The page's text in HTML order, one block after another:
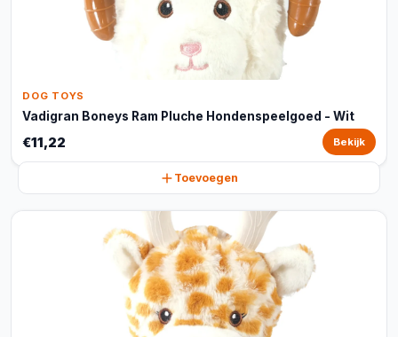
DOG TOYS
Vadigran Boneys Ram Pluche Hondenspeelgoed - Wit
€11,22 Bekijk
Toevoegen